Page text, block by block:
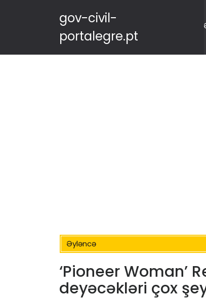
gov-civil-
portalegre.pt
Əyləncə
‘Pioneer Woman’
deyəcəkləri çox